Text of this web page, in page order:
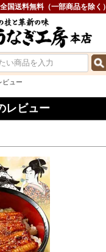
全国送料無料（一部商品を除く）
内祝い
ビュー
レビュー